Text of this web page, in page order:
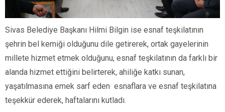
Sivas Belediye Başkanı Hilmi Bilgin ise esnaf teşkilatının
şehrin bel kemiği olduğunu dile getirerek, ortak gayelerinin
millete hizmet etmek olduğunu, esnaf teşkilatının da farklı bir
alanda hizmet ettiğini belirterek, ahiliğe katkı sunan,
yaşatılmasına emek sarf eden esnaflara ve esnaf teşkilatına
teşekkür ederek, haftalarını kutladı.